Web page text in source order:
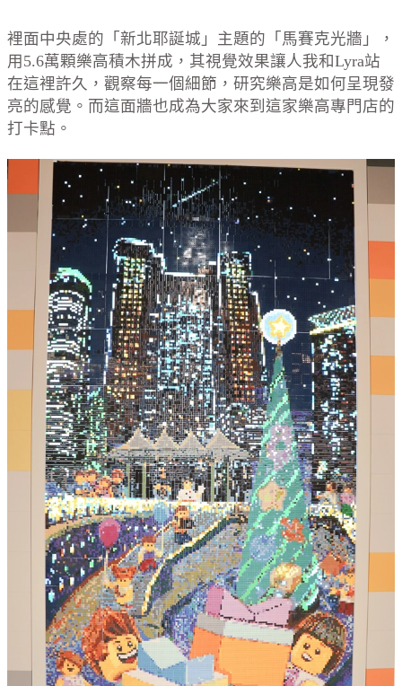
裡面中央處的「新北耶誕城」主題的「馬賽克光牆」，
用5.6萬顆樂高積木拼成，其視覺效果讓人我和Lyra站
在這裡許久，觀察每一個細節，研究樂高是如何呈現發
亮的感覺。而這面牆也成為大家來到這家樂高專門店的
打卡點。